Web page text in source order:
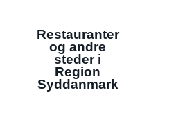
Restauranter
og andre
steder i
Region
Syddanmark